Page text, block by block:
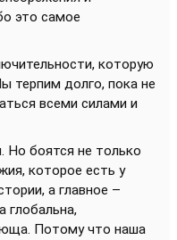
это самое
которую
терпим долго, пока не
всеми силами и
Но боятся не только
которое есть у
а главное –
глобальна,
Потому что наша